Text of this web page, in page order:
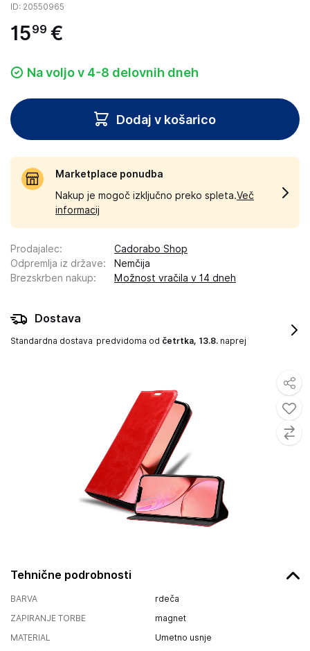
Tehnične podrobnosti
BARVA
rdeča
ZAPIRANJE TORBE
magnet
MATERIAL
Umetno usnje
ID: 20550965
1599 €
Na voljo v 4-8 delovnih dneh
Dodaj v košarico
Marketplace ponudba
Nakup je mogoč izključno preko spleta.Več
informacij
Prodajalec:
Cadorabo Shop
Odpremlja iz države:
Nemčija
Brezskrben nakup: Možnost vračila v 14 dneh
Dostava
Standardna dostava predvidoma od četrtka, 13.8. naprej